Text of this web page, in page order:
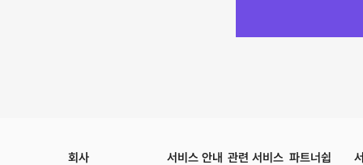
회사 서비스 안내 관련 서비스 파트너쉽